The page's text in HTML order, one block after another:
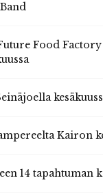
Food
Kairon
14 tapahtuman